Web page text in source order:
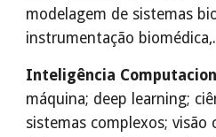
modelagem de sistemas
instrumentação
Inteligência
máquina; deep learning;
sistemas complexos; visão